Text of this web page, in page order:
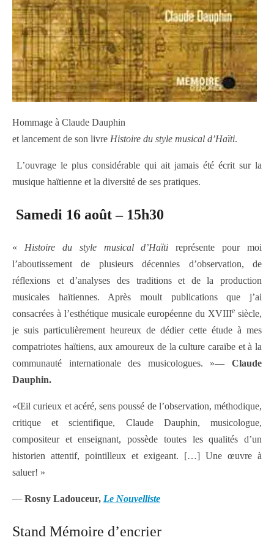
Hommage à Claude Dauphin
et lancement de son livre Histoire du style musical d’Haïti.
L’ouvrage le plus considérable qui ait jamais été écrit sur la
musique haïtienne et la diversité de ses pratiques.
Samedi 16 août – 15h30
« Histoire du style musical d’Haïti représente pour moi
l’aboutissement de plusieurs décennies d’observation, de
réflexions et d’analyses des traditions et de la production
musicales haïtiennes. Après moult publications que j’ai
consacrées à l’esthétique musicale européenne du XVIIIe siècle,
je suis particulièrement heureux de dédier cette étude à mes
compatriotes haïtiens, aux amoureux de la culture caraïbe et à la
communauté internationale des musicologues. »— Claude
Dauphin.
«Œil curieux et acéré, sens poussé de l’observation, méthodique,
critique et scientifique, Claude Dauphin, musicologue,
compositeur et enseignant, possède toutes les qualités d’un
historien attentif, pointilleux et exigeant. […] Une œuvre à
saluer! »
— Rosny Ladouceur, Le Nouvelliste
Stand Mémoire d’encrier